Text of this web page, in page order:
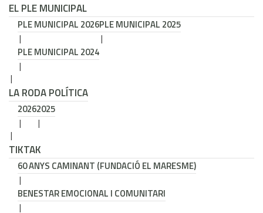
EL PLE MUNICIPAL
PLE MUNICIPAL 2026PLE MUNICIPAL 2025
PLE MUNICIPAL 2024
LA RODA POLÍTICA
20262025
TIKTAK
60 ANYS CAMINANT (FUNDACIÓ EL MARESME)
BENESTAR EMOCIONAL I COMUNITARI